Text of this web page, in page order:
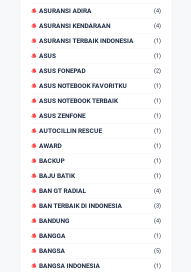
ASURANSI ADIRA (4)
ASURANSI KENDARAAN (4)
ASURANSI TERBAIK INDONESIA (1)
ASUS (1)
ASUS FONEPAD (2)
ASUS NOTEBOOK FAVORITKU (1)
ASUS NOTEBOOK TERBAIK (1)
ASUS ZENFONE (1)
AUTOCILLIN RESCUE (1)
AWARD (1)
BACKUP (1)
BAJU BATIK (1)
BAN GT RADIAL (4)
BAN TERBAIK DI INDONESIA (3)
BANDUNG (4)
BANGGA (1)
BANGSA (5)
BANGSA INDONESIA (1)